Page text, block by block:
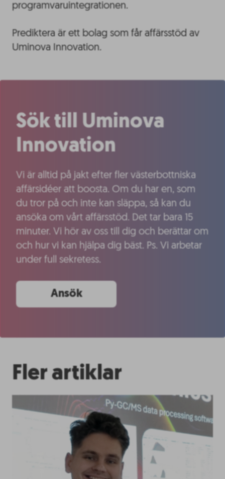
programvaruintegrationen.
Prediktera är ett bolag som får affärsstöd av
Uminova Innovation.
Sök till Uminova
Innovation
Vi är alltid på jakt efter fler västerbottniska
affärsidéer att boosta. Om du har en, som
du tror på och inte kan släppa, så kan du
ansöka om vårt affärsstöd. Det tar bara 15
minuter. Vi hör av oss till dig och berättar om
och hur vi kan hjälpa dig bäst. Ps. Vi arbetar
under full sekretess.
Ansök
Fler artiklar